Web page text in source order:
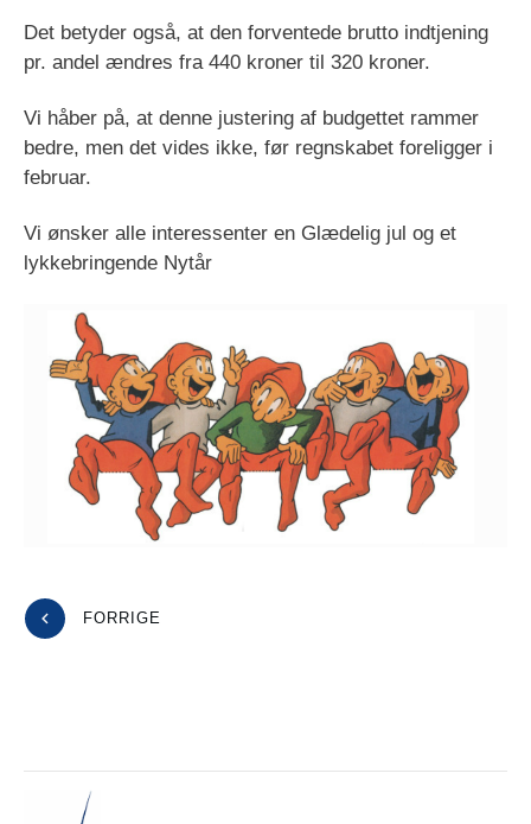
Det betyder også, at den forventede brutto indtjening
pr. andel ændres fra 440 kroner til 320 kroner.
Vi håber på, at denne justering af budgettet rammer
bedre, men det vides ikke, før regnskabet foreligger i
februar.
Vi ønsker alle interessenter en Glædelig jul og et
lykkebringende Nytår
FORRIGE